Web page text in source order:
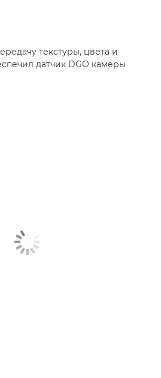
текстуры, цвета и
датчик DGO камеры